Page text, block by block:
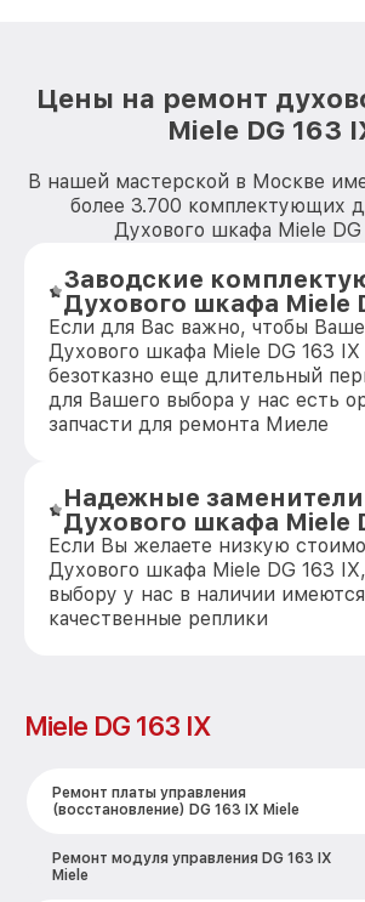
Цены на ремонт
Miele DG 163
В нашей мастерской в Москве
более 3.700 комплектующих
Духового шкафа Miele DG
Заводские
Духового шкафа Miele
Если для Вас важно, чтобы
Духового шкафа Miele DG 163 IX
безотказно еще длительный
для Вашего выбора у нас есть
запчасти для ремонта Миеле
Надежные заменители
Духового шкафа Miele
Если Вы желаете низкую
Духового шкафа Miele DG 163
выбору у нас в наличии имеются
качественные реплики
Miele DG 163 IX
Ремонт платы управления
(восстановление) DG 163 IX Miele
Ремонт модуля управления DG 163 IX
Miele